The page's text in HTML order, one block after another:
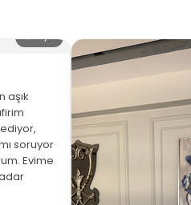
aşık
soruyor
Evime